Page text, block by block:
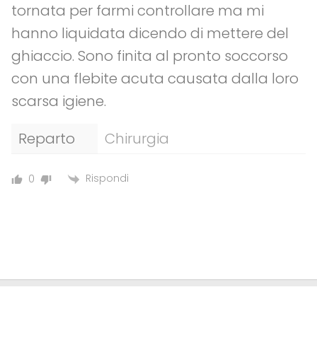
tornata per farmi controllare ma mi
hanno liquidata dicendo di mettere del
ghiaccio. Sono finita al pronto soccorso
con una flebite acuta causata dalla loro
scarsa igiene.
Reparto
Chirurgia
0 Rispondi